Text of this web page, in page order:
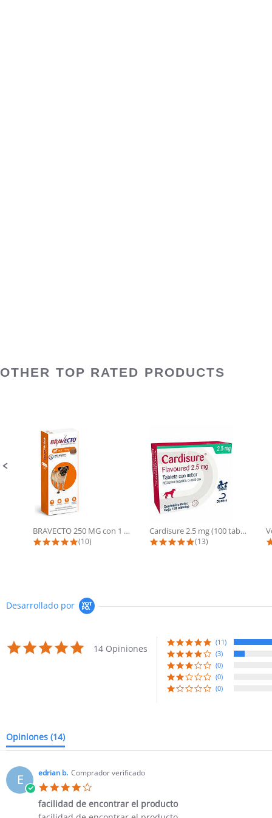
Slideshow
OTHER TOP RATED PRODUCTS
BRAVECTO 250 MG con 1 tableta (4.5...
5.0 star rating
(10)
Cardisure 2.5 mg (100 tabletas)
4.9 star rating
(13)
Desarrollado por
4.8
star
14 Opiniones
(11)
(3)
(0)
(0)
(0)
Opiniones (14)
E edrian b. Comprador verificado
rating
facilidad de encontrar el producto